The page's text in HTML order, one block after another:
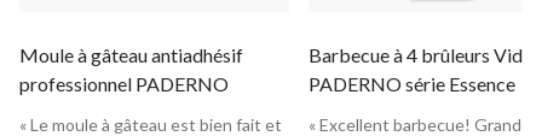
Moule à gâteau antiadhésif
professionnel PADERNO
« Le moule à gâteau est bien fait et
Barbecue à 4 brûleurs Vida
PADERNO série Essence
« Excellent barbecue! Grande